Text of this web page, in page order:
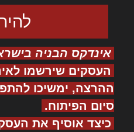
אינדקס הבניה
העסקים שירשמו
ההרצה, ימשיכו
סיום הפיתוח.
כיצד אוסיף את